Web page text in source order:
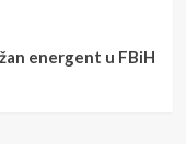
energent u FBiH